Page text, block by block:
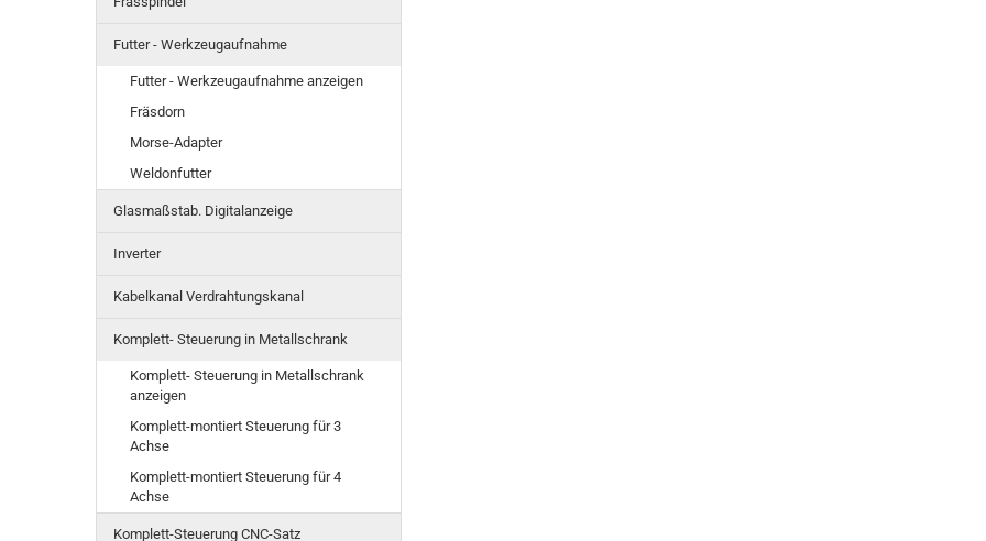
Futter - Werkzeugaufnahme
Futter - Werkzeugaufnahme anzeigen
Fräsdorn
Morse-Adapter
Weldonfutter
Glasmaßstab. Digitalanzeige
Inverter
Kabelkanal Verdrahtungskanal
Komplett- Steuerung in Metallschrank
Komplett- Steuerung in Metallschrank
anzeigen
Komplett-montiert Steuerung für 3
Achse
Komplett-montiert Steuerung für 4
Achse
Komplett-Steuerung CNC-Satz